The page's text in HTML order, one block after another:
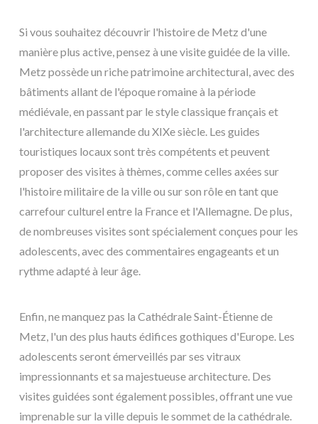
Si vous souhaitez découvrir l'histoire de Metz d'une
manière plus active, pensez à une visite guidée de la ville.
Metz possède un riche patrimoine architectural, avec des
bâtiments allant de l'époque romaine à la période
médiévale, en passant par le style classique français et
l'architecture allemande du XIXe siècle. Les guides
touristiques locaux sont très compétents et peuvent
proposer des visites à thèmes, comme celles axées sur
l'histoire militaire de la ville ou sur son rôle en tant que
carrefour culturel entre la France et l'Allemagne. De plus,
de nombreuses visites sont spécialement conçues pour les
adolescents, avec des commentaires engageants et un
rythme adapté à leur âge.
Enfin, ne manquez pas la Cathédrale Saint-Étienne de
Metz, l'un des plus hauts édifices gothiques d'Europe. Les
adolescents seront émerveillés par ses vitraux
impressionnants et sa majestueuse architecture. Des
visites guidées sont également possibles, offrant une vue
imprenable sur la ville depuis le sommet de la cathédrale.